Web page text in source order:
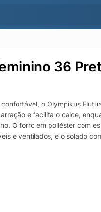
36
o Olympikus
e facilita o calce,
O forro em poliéster com
e ventilados, e o solado